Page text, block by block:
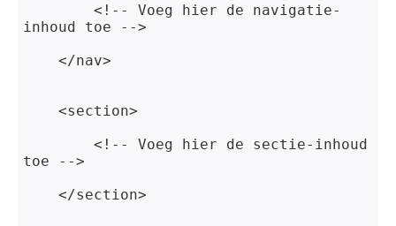
inhoud toe -->
    </nav>
    <section>
toe -->
    </section>